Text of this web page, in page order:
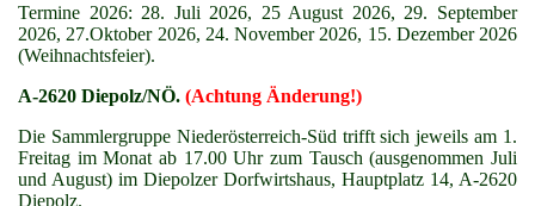
Termine 2026: 28. Juli 2026, 25 August 2026, 29. September
2026, 27.Oktober 2026, 24. November 2026, 15. Dezember 2026
(Weihnachtsfeier).
A-2620 Diepolz/NÖ. (Achtung Änderung!)
Die Sammlergruppe Niederösterreich-Süd trifft sich jeweils am 1.
Freitag im Monat ab 17.00 Uhr zum Tausch (ausgenommen Juli
und August) im Diepolzer Dorfwirtshaus, Hauptplatz 14, A-2620
Diepolz.